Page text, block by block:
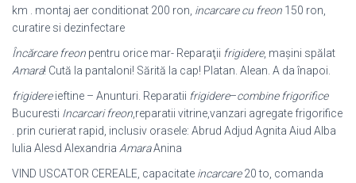
km . montaj aer conditionat 200 ron, incarcare cu freon 150 ron,
curatire si dezinfectare
Încărcare freon pentru orice mar- Reparaţii frigidere, maşini spălat
Amara! Cută la pantaloni! Sărită la cap! Platan. Alean. A da înapoi.
frigidereieftine – Anunturi. Reparatii frigidere–combine frigorifice
Bucuresti Incarcari freon ,reparatii vitrine,vanzari agregate frigorifice
. prin curierat rapid, inclusiv orasele: Abrud Adjud Agnita Aiud Alba
Iulia Alesd Alexandria AmaraAnina
VIND USCATOR CEREALE, capacitate incarcare20 to, comanda